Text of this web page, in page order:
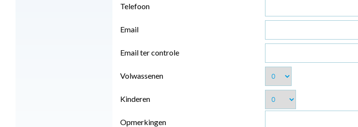
Telefoon
Email
Email ter controle
Volwassenen
Kinderen
Opmerkingen